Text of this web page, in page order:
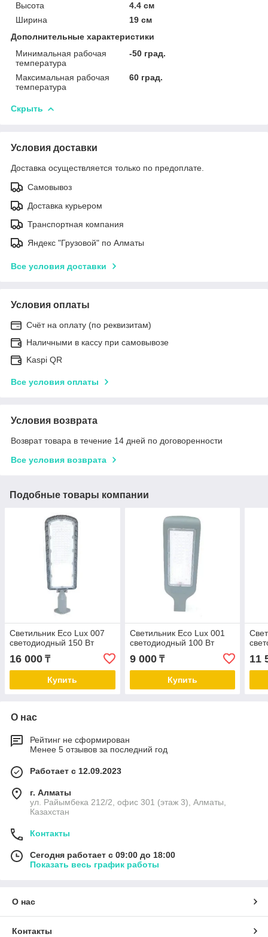
Высота
4.4 см
Ширина
19 см
Дополнительные характеристики
Минимальная рабочая
температура
-50 град.
Максимальная рабочая
температура
60 град.
Скрыть
Условия доставки
Доставка осуществляется только по предоплате.
Самовывоз
Доставка курьером
Транспортная компания
Яндекс "Грузовой" по Алматы
Все условия доставки
Условия оплаты
Счёт на оплату (по реквизитам)
Наличными в кассу при самовывозе
Kaspi QR
Все условия оплаты
Условия возврата
Возврат товара в течение 14 дней по договоренности
Все условия возврата
Подобные товары компании
Светильник Eco Lux 007
светодиодный 150 Вт
16 000 ₸
Купить
Светильник Eco Lux 001
светодиодный 100 Вт
9 000₸
Купить
11
О нас
Рейтинг не сформирован
Менее 5 отзывов за последний год
Работает с 12.09.2023
г. Алматы
ул. Райымбека 212/2, офис 301 (этаж 3), Алматы,
Казахстан
Контакты
Сегодня работает с 09:00 до 18:00
Показать весь график работы
О нас
Контакты